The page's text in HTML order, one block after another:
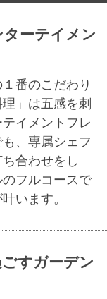
ーテイメン
番のこだわり
」は五感を刺
イメントフレ
、専属シェフ
合わせをし
フルコースで
います。
すガーデン